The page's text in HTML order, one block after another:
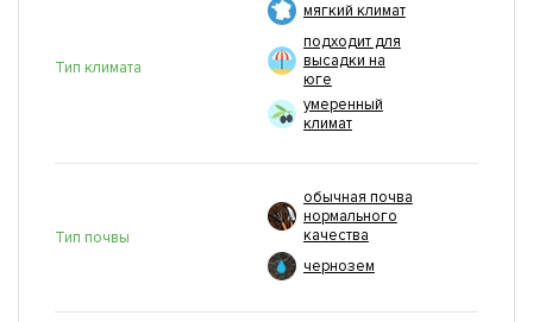
Тип климата
мягкий климат
подходит для
высадки на
юге
умеренный
климат
Тип почвы
обычная почва
нормального
качества
чернозем